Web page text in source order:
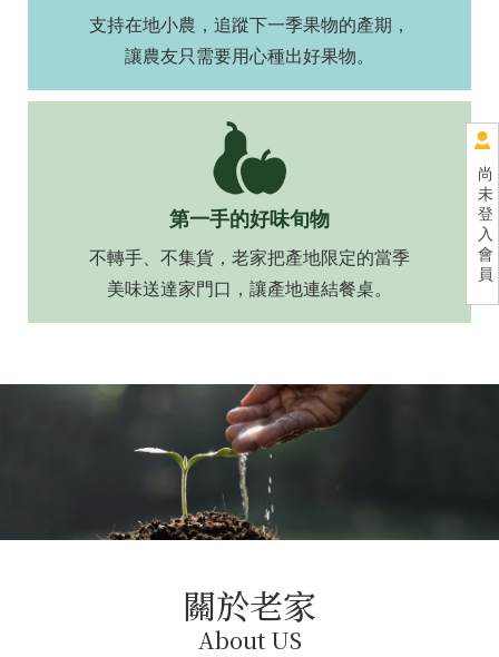
尚
未
登
入
會
員
支持在地小農，追蹤下一季果物的產期，
讓農友只需要用心種出好果物。
第一手的好味旬物
不轉手、不集貨，老家把產地限定的當季
美味送達家門口，讓產地連結餐桌。
關於老家
About US